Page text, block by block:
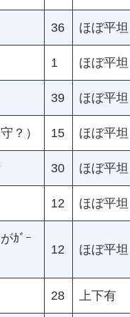
36 ほぼ平坦
1 ほぼ平坦
39 ほぼ平坦
？） 15 ほぼ平坦
30 ほぼ平坦
12 ほぼ平坦
ｶﾞｰ
12 ほぼ平坦
28 上下有